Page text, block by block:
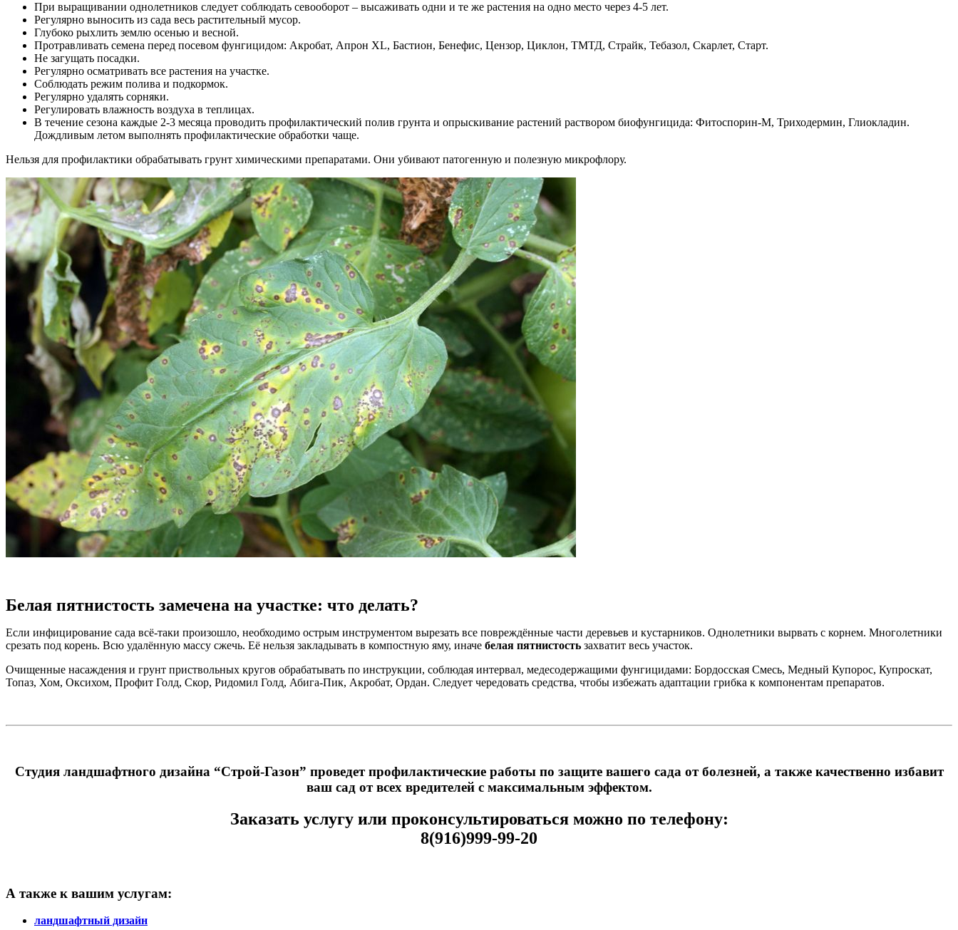
При выращивании однолетников следует соблюдать севооборот – высаживать одни и те же растения на одно место через 4-5 лет.
Регулярно выносить из сада весь растительный мусор.
Глубоко рыхлить землю осенью и весной.
Протравливать семена перед посевом фунгицидом: Акробат, Апрон XL, Бастион, Бенефис, Цензор, Циклон, ТМТД, Страйк, Тебазол, Скарлет, Старт.
Не загущать посадки.
Регулярно осматривать все растения на участке.
Соблюдать режим полива и подкормок.
Регулярно удалять сорняки.
Регулировать влажность воздуха в теплицах.
В течение сезона каждые 2-3 месяца проводить профилактический полив грунта и опрыскивание растений раствором биофунгицида: Фитоспорин-М, Триходермин, Глиокладин.
Дождливым летом выполнять профилактические обработки чаще.
Нельзя для профилактики обрабатывать грунт химическими препаратами. Они убивают патогенную и полезную микрофлору.
Белая пятнистость замечена на участке: что делать?
Если инфицирование сада всё-таки произошло, необходимо острым инструментом вырезать все повреждённые части деревьев и кустарников. Однолетники вырвать с корнем. Многолетники
срезать под корень. Всю удалённую массу сжечь. Её нельзя закладывать в компостную яму, иначе белая пятнистость захватит весь участок.
Очищенные насаждения и грунт приствольных кругов обрабатывать по инструкции, соблюдая интервал, медесодержащими фунгицидами: Бордосская Смесь, Медный Купорос, Купроскат,
Топаз, Хом, Оксихом, Профит Голд, Скор, Ридомил Голд, Абига-Пик, Акробат, Ордан. Следует чередовать средства, чтобы избежать адаптации грибка к компонентам препаратов.
Студия ландшафтного дизайна “Строй-Газон” проведет профилактические работы по защите вашего сада от болезней, а также качественно избавит
ваш сад от всех вредителей с максимальным эффектом.
Заказать услугу или проконсультироваться можно по телефону:
8(916)999-99-20
А также к вашим услугам:
ландшафтный дизайн